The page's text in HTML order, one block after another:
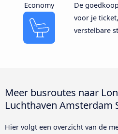
Economy
De
voor je
verstelbare
Meer busroutes naar
Luchthaven Amsterdam
Hier volgt een overzicht van de